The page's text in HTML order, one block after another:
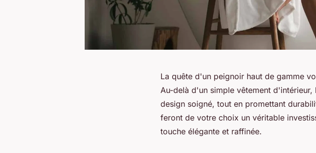
La quête d'un peignoir haut de gamme
Au-delà d'un simple vêtement
design soigné, tout en promettant
feront de votre choix un véritable
touche élégante et raffinée.